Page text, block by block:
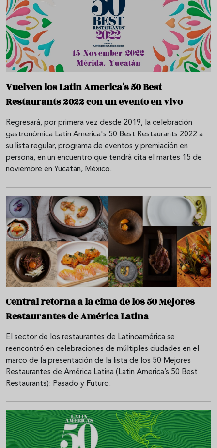
Vuelven los Latin America's 50 Best
Restaurants 2022 con un evento en vivo
Regresará, por primera vez desde 2019, la celebración
gastronómica Latin America's 50 Best Restaurants 2022 a
su lista regular, programa de eventos y premiación en
persona, en un encuentro que tendrá cita el martes 15 de
noviembre en Yucatán, México.
Central retorna a la cima de los 50 Mejores
Restaurantes de América Latina
El sector de los restaurantes de Latinoamérica se
reencontró en celebraciones de múltiples ciudades en el
marco de la presentación de la lista de los 50 Mejores
Restaurantes de América Latina (Latin America’s 50 Best
Restaurants): Pasado y Futuro.